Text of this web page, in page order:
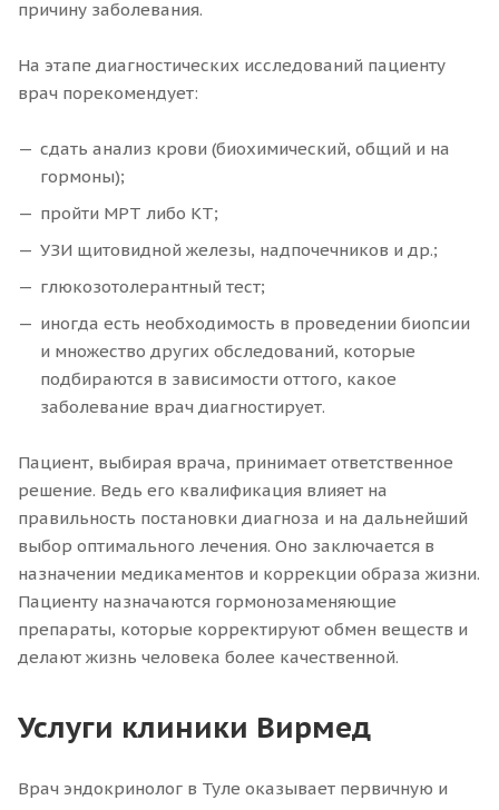
причину заболевания.
На этапе диагностических исследований пациенту
врач порекомендует:
сдать анализ крови (биохимический, общий и на
гормоны);
пройти МРТ либо КТ;
УЗИ щитовидной железы, надпочечников и др.;
глюкозотолерантный тест;
иногда есть необходимость в проведении биопсии
и множество других обследований, которые
подбираются в зависимости оттого, какое
заболевание врач диагностирует.
Пациент, выбирая врача, принимает ответственное
решение. Ведь его квалификация влияет на
правильность постановки диагноза и на дальнейший
выбор оптимального лечения. Оно заключается в
назначении медикаментов и коррекции образа жизни.
Пациенту назначаются гормонозаменяющие
препараты, которые корректируют обмен веществ и
делают жизнь человека более качественной.
Услуги клиники Вирмед
Врач эндокринолог в Туле оказывает первичную и